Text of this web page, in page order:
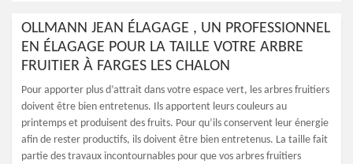
OLLMANN JEAN ÉLAGAGE , UN PROFESSIONNEL
EN ÉLAGAGE POUR LA TAILLE VOTRE ARBRE
FRUITIER À FARGES LES CHALON
Pour apporter plus d’attrait dans votre espace vert, les arbres fruitiers
doivent être bien entretenus. Ils apportent leurs couleurs au
printemps et produisent des fruits. Pour qu’ils conservent leur énergie
afin de rester productifs, ils doivent être bien entretenus. La taille fait
partie des travaux incontournables pour que vos arbres fruitiers